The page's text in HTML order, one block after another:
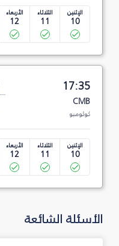
الإثنين
10
الثلاثاء
11
الأربعاء
12
17:35
CMB
كولومبو
الإثنين
10
الثلاثاء
11
الأربعاء
12
الأسئلة الشائعة